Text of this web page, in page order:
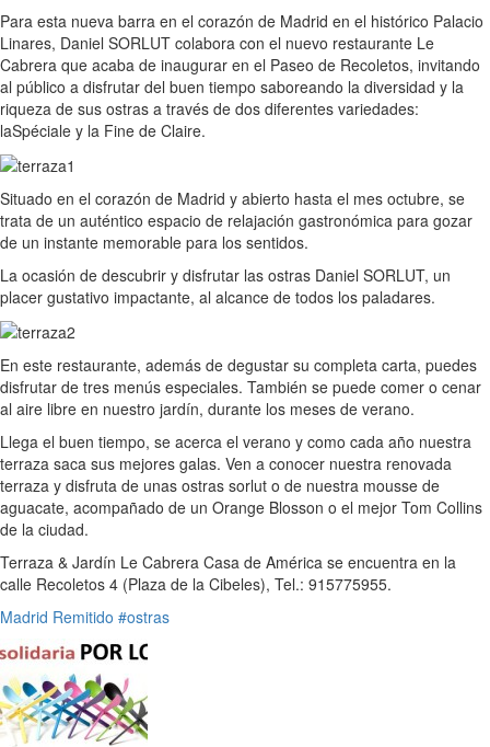
Para esta nueva barra en el corazón de Madrid en el histórico Palacio
Linares, Daniel SORLUT colabora con el nuevo restaurante Le
Cabrera que acaba de inaugurar en el Paseo de Recoletos, invitando
al público a disfrutar del buen tiempo saboreando la diversidad y la
riqueza de sus ostras a través de dos diferentes variedades:
laSpéciale y la Fine de Claire.
Situado en el corazón de Madrid y abierto hasta el mes octubre, se
trata de un auténtico espacio de relajación gastronómica para gozar
de un instante memorable para los sentidos.
La ocasión de descubrir y disfrutar las ostras Daniel SORLUT, un
placer gustativo impactante, al alcance de todos los paladares.
En este restaurante, además de degustar su completa carta, puedes
disfrutar de tres menús especiales. También se puede comer o cenar
al aire libre en nuestro jardín, durante los meses de verano.
Llega el buen tiempo, se acerca el verano y como cada año nuestra
terraza saca sus mejores galas. Ven a conocer nuestra renovada
terraza y disfruta de unas ostras sorlut o de nuestra mousse de
aguacate, acompañado de un Orange Blosson o el mejor Tom Collins
de la ciudad.
Terraza & Jardín Le Cabrera Casa de América se encuentra en la
calle Recoletos 4 (Plaza de la Cibeles), Tel.: 915775955.
Madrid Remitido #ostras